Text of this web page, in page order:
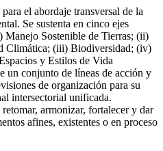
el abordaje transversal de la
Se sustenta en cinco ejes
Manejo Sostenible de Tierras; (ii)
Climática; (iii) Biodiversidad; (iv)
y Estilos de Vida
un conjunto de líneas de acción y
de organización para su
intersectorial unificada.
armonizar, fortalecer y dar
afines, existentes o en proceso